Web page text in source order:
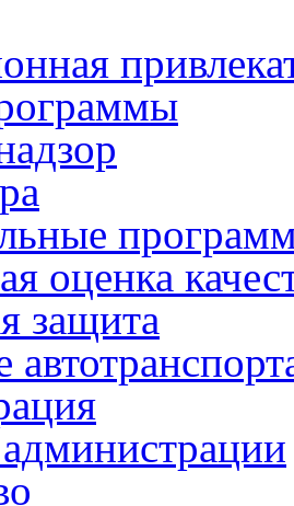
оценка
защита